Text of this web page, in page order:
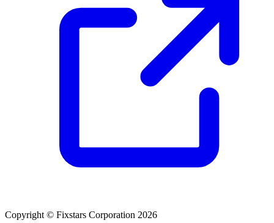
Copyright © Fixstars Corporation 2026